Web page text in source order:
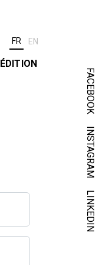
FR EN
ÉDITION
FACEBOOK
INSTAGRAM
LINKEDIN